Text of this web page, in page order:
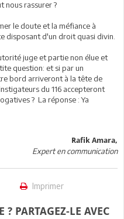
nous rassurer ?
le doute et la méfiance à
disposant d'un droit quasi divin.
juge et partie non élue et
question: et si par un
bord arriveront à la tête de
du 116 accepteront
? La réponse : Ya
Rafik Amara,
Expert en communication
Imprimer
? PARTAGEZ-LE AVEC